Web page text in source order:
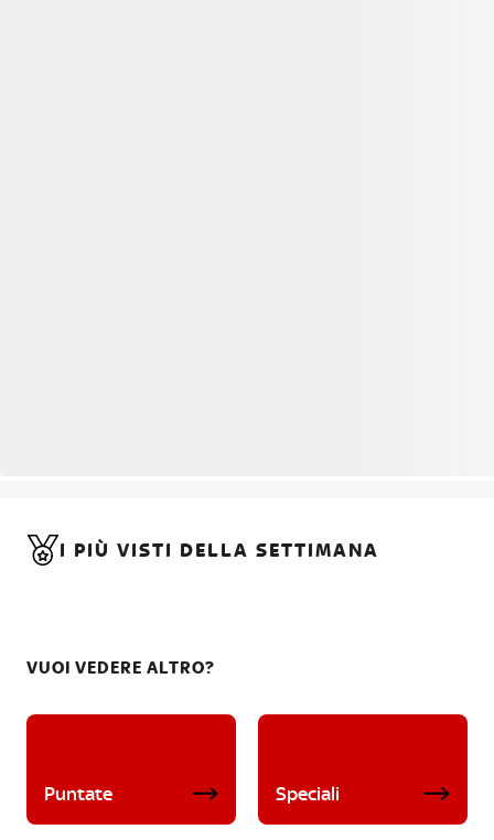
I PIÙ VISTI DELLA SETTIMANA
VUOI VEDERE ALTRO?
Puntate Speciali